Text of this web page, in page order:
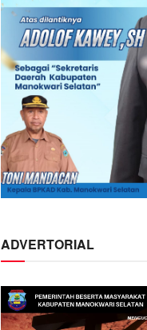
ADVERTORIAL